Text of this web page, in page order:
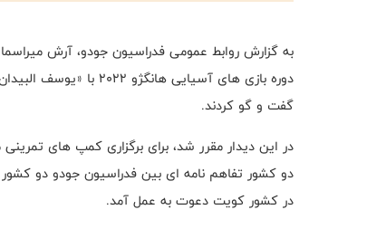
به گزارش روابط عمومی فدراسیون جودو، آرش
دوره بازی های آسیایی
گفت و گو کردند.
در این دیدار مقرر شد، برای برگزاری کمپ های
دو کشور تفاهم نامه ای بین فدراسیون جودو دو
در کشور کویت دعوت به عمل آمد.